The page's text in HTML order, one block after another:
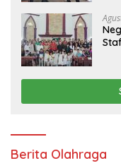
Berita Olahraga